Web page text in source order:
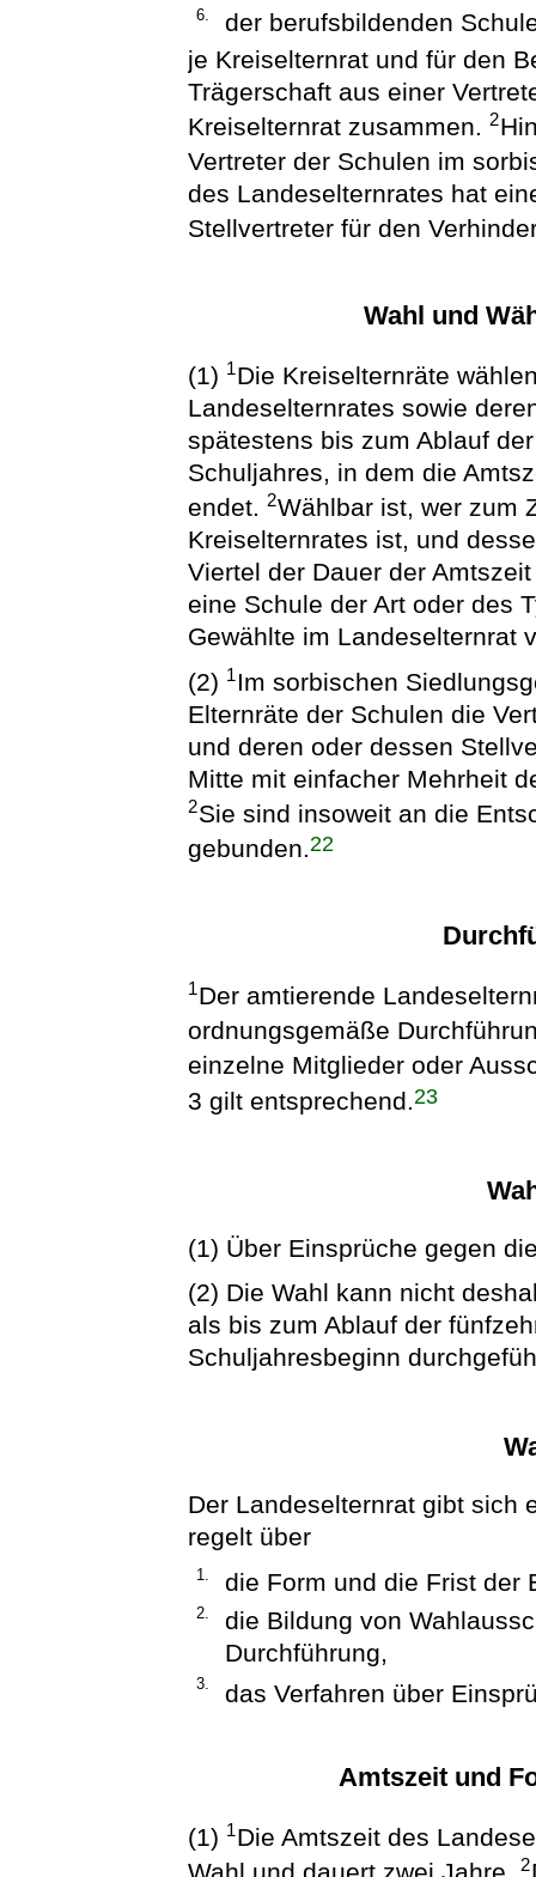
6.
der berufsbildenden
je Kreiselternrat und für den
Trägerschaft aus einer
Kreiselternrat zusammen.2
Vertreter der Schulen im
des Landeselternrates hat
Stellvertreter für den
Wahl und
(1) 1Die Kreiselternräte
Landeselternrates sowie
spätestens bis zum Ablauf
Schuljahres, in dem die
endet.2Wählbar ist, wer zum
Kreiselternrates ist, und
Viertel der Dauer der
eine Schule der Art oder des
Gewählte im Landeselternrat
(2) 1 Im sorbischen
Elternräte der Schulen die
und deren oder dessen
Mitte mit einfacher Mehrheit
2Sie sind insoweit an die
gebunden.22
1Der amtierende
ordnungsgemäße
einzelne Mitglieder oder
3 gilt entsprechend.23
(1) Über Einsprüche gegen
(2) Die Wahl kann nicht
als bis zum Ablauf der
Schuljahresbeginn
Der Landeselternrat gibt sich
regelt über
1. die Form und die Frist der
2.
die Bildung von
Durchführung,
3. das Verfahren über
Amtszeit und
(1) 1Die Amtszeit des
2